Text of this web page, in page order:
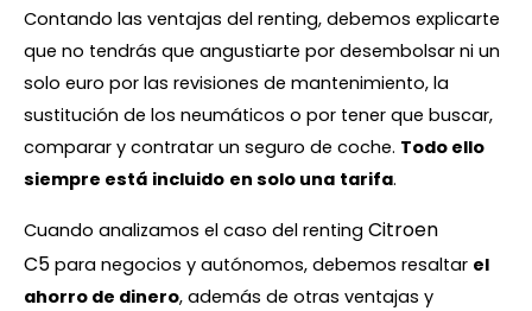
Contando las ventajas del renting, debemos explicarte
que no tendrás que angustiarte por desembolsar ni un
solo euro por las revisiones de mantenimiento, la
sustitución de los neumáticos o por tener que buscar,
comparar y contratar un seguro de coche. Todo ello
siempre está incluido en solo una tarifa.
Cuando analizamos el caso del renting Citroen
C5 para negocios y autónomos, debemos resaltar el
ahorro de dinero, además de otras ventajas y